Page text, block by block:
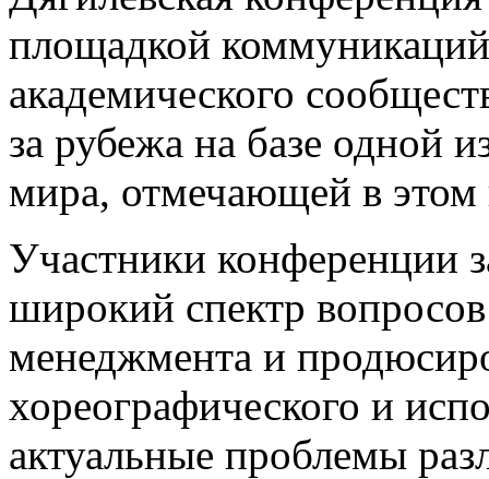
площадкой коммуникаций
академического
за рубежа на базе одной
мира, отмечающей в этом
Участники конференции
широкий спектр
менеджмента и
хореографического и
актуальные проблемы